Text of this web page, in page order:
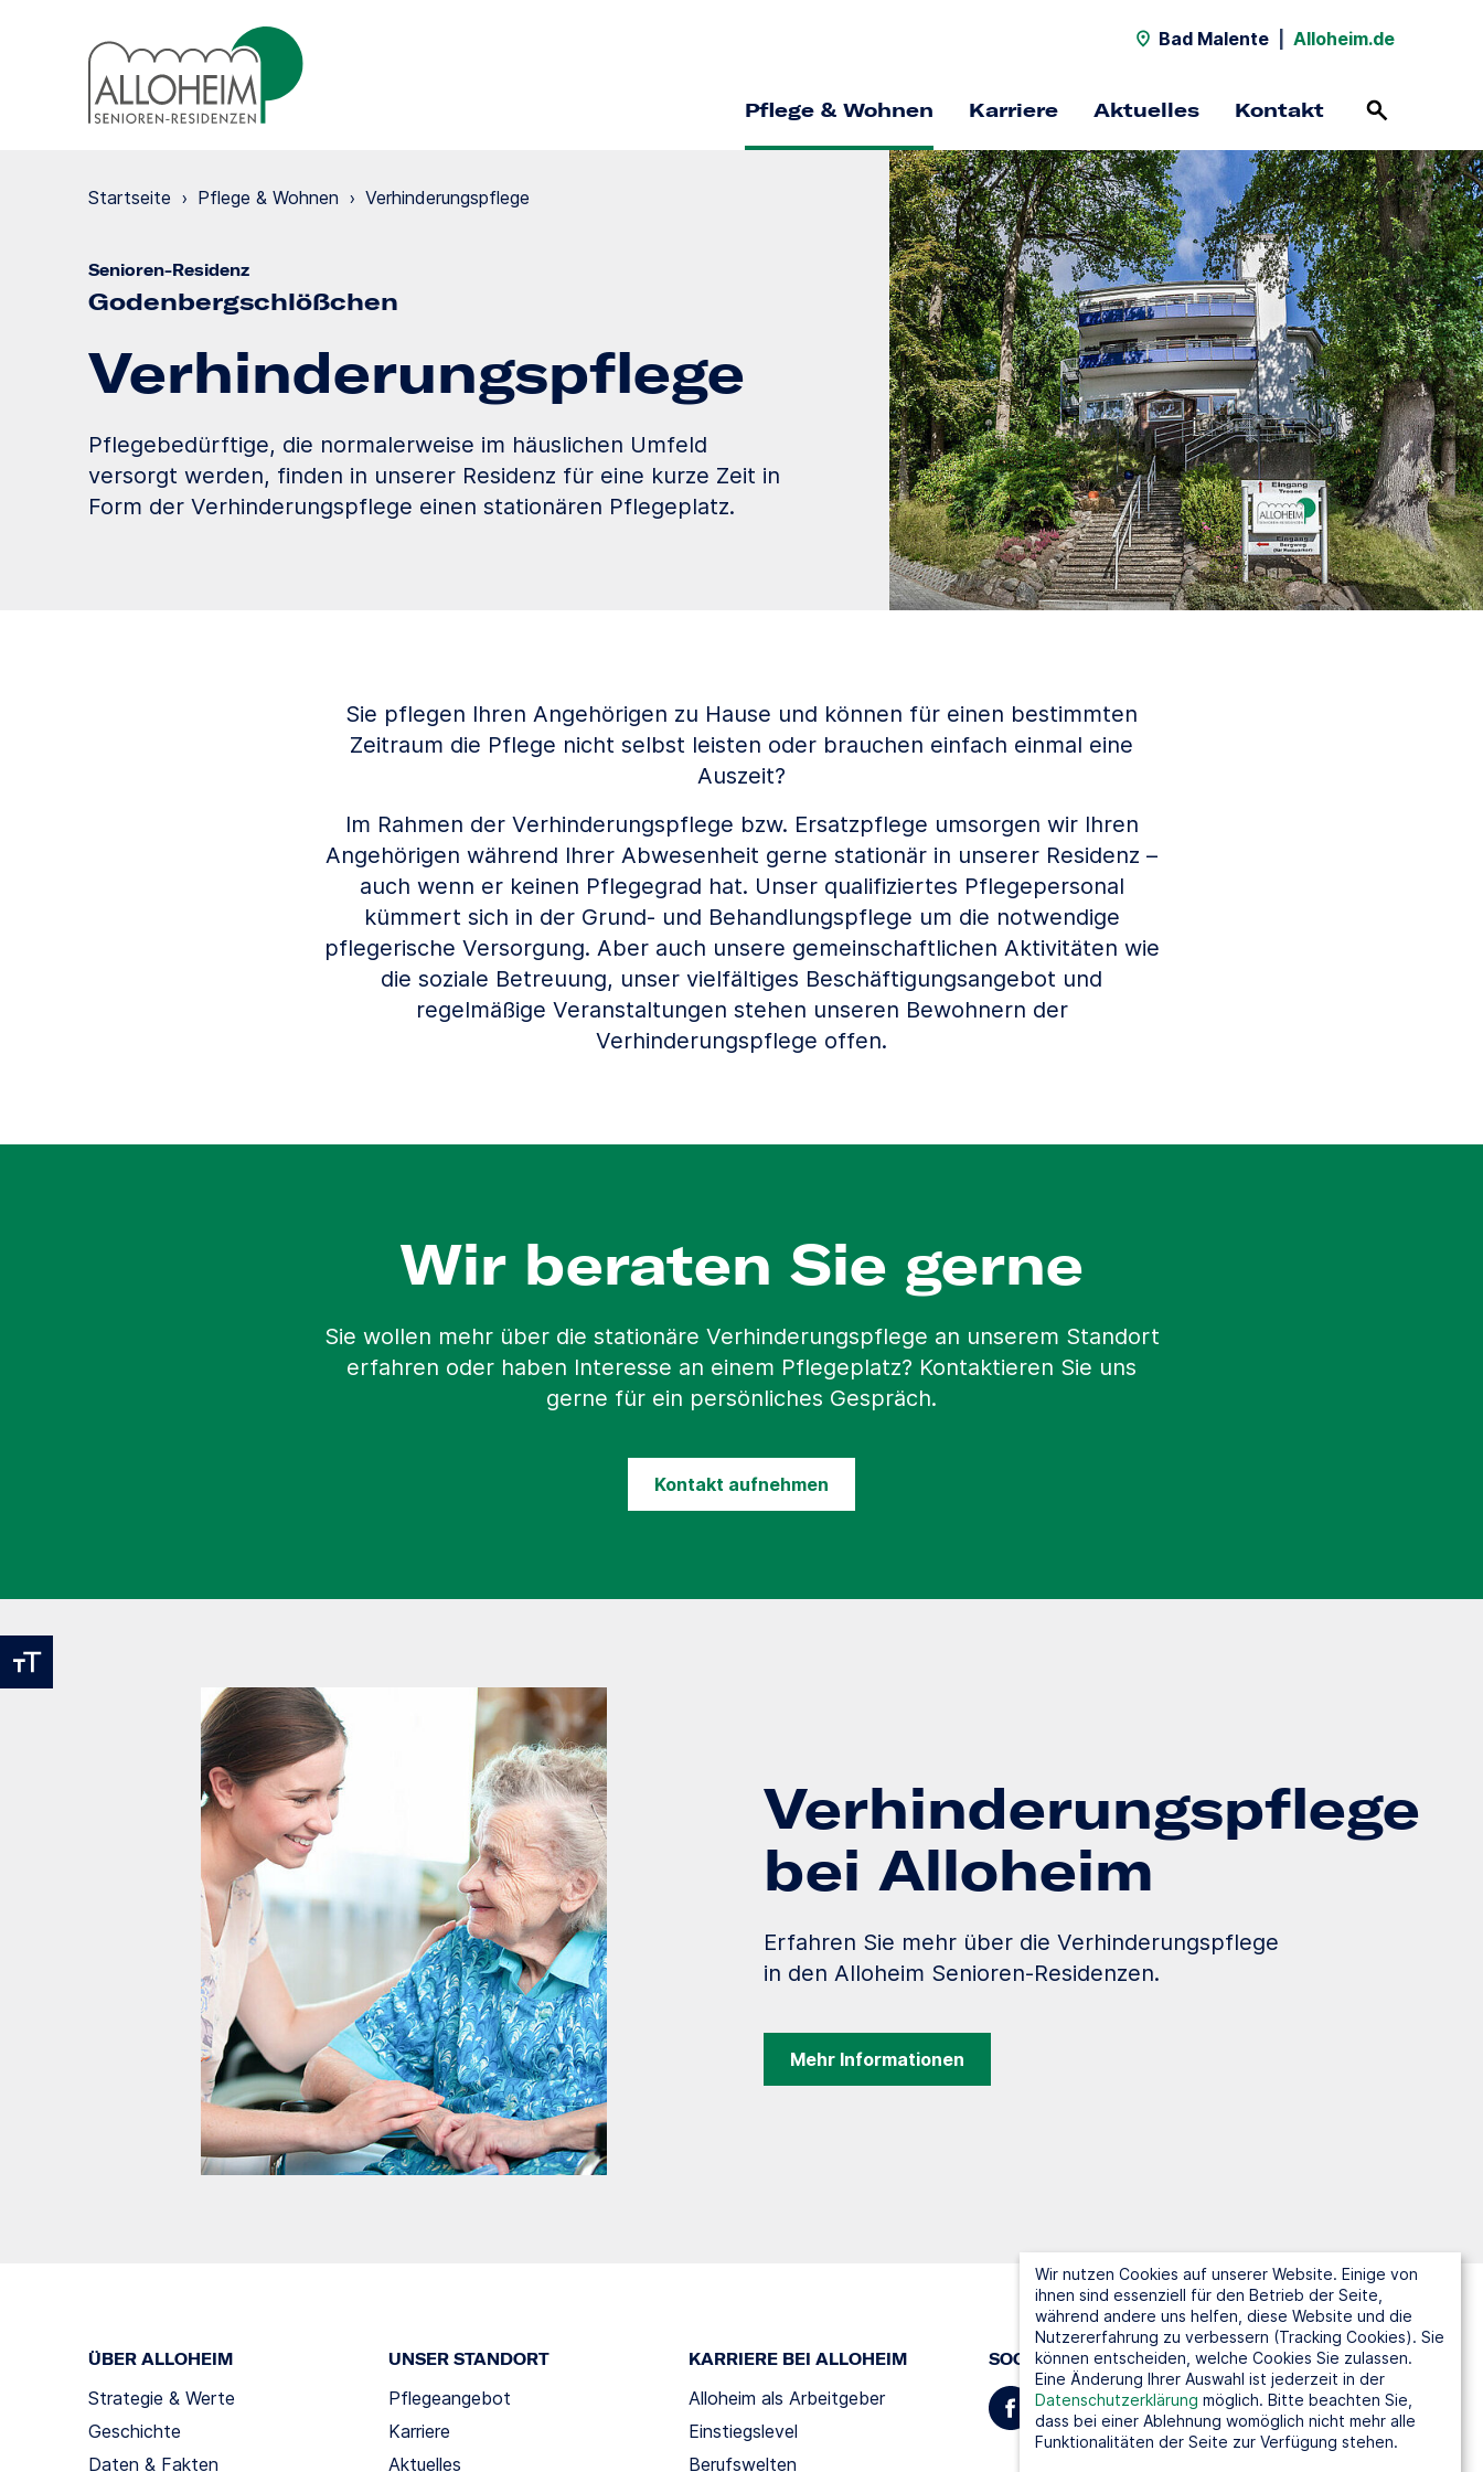
Bad Malente Alloheim.de
Pflege & Wohnen Karriere Aktuelles Kontakt
Startseite › Pflege & Wohnen › Verhinde­rungs­pflege
Senioren-Residenz
Godenbergschlößchen
Verhinde­rungs­pflege
Pflegebedürftige, die normalerweise im häuslichen Umfeld
versorgt werden, finden in unserer Residenz für eine kurze Zeit in
Form der Verhinderungspflege einen stationären Pflegeplatz.
Sie pflegen Ihren Angehörigen zu Hause und können für einen bestimmten
Zeitraum die Pflege nicht selbst leisten oder brauchen einfach einmal eine
Auszeit?
Im Rahmen der Verhinderungspflege bzw. Ersatzpflege umsorgen wir Ihren
Angehörigen während Ihrer Abwesenheit gerne stationär in unserer Residenz –
auch wenn er keinen Pflegegrad hat. Unser qualifiziertes Pflegepersonal
kümmert sich in der Grund- und Behandlungspflege um die notwendige
pflegerische Versorgung. Aber auch unsere gemeinschaftlichen Aktivitäten wie
die soziale Betreuung, unser vielfältiges Beschäftigungsangebot und
regelmäßige Veranstaltungen stehen unseren Bewohnern der
Verhinderungspflege offen.
Wir beraten Sie gerne
Sie wollen mehr über die stationäre Verhinderungspflege an unserem Standort
erfahren oder haben Interesse an einem Pflegeplatz? Kontaktieren Sie uns
gerne für ein persönliches Gespräch.
Kontakt aufnehmen
Verhinderungspflege
bei Alloheim
Erfahren Sie mehr über die Verhinderungspflege
in den Alloheim Senioren-Residenzen.
Mehr Informationen
ÜBER ALLOHEIM
Strategie & Werte
Geschichte
Daten & Fakten
UNSER STANDORT
Pflegeangebot
Karriere
Aktuelles
KARRIERE BEI ALLOHEIM
Alloheim als Arbeitgeber
Einstiegslevel
Berufswelten
SOCIAL MEDIA
Wir nutzen Cookies auf unserer Website. Einige von
ihnen sind essenziell für den Betrieb der Seite,
während andere uns helfen, diese Website und die
Nutzererfahrung zu verbessern (Tracking Cookies). Sie
können entscheiden, welche Cookies Sie zulassen.
Eine Änderung Ihrer Auswahl ist jederzeit in der
Datenschutzerklärung möglich. Bitte beachten Sie,
dass bei einer Ablehnung womöglich nicht mehr alle
Funktionalitäten der Seite zur Verfügung stehen.